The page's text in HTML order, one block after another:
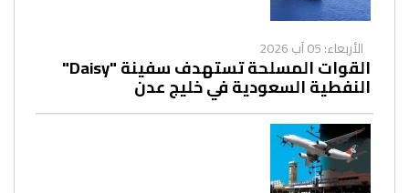
الأربعاء: 05 آب 2026
القوات المسلحة تستهدف سفينة "Daisy"
النفطية السعودية في خليج عدن